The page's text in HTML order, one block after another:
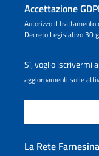
Accettazione
Autorizzo il trattamento
Decreto Legislativo 30
Sì, voglio iscrivermi
aggiornamenti sulle
La Rete Farnesina